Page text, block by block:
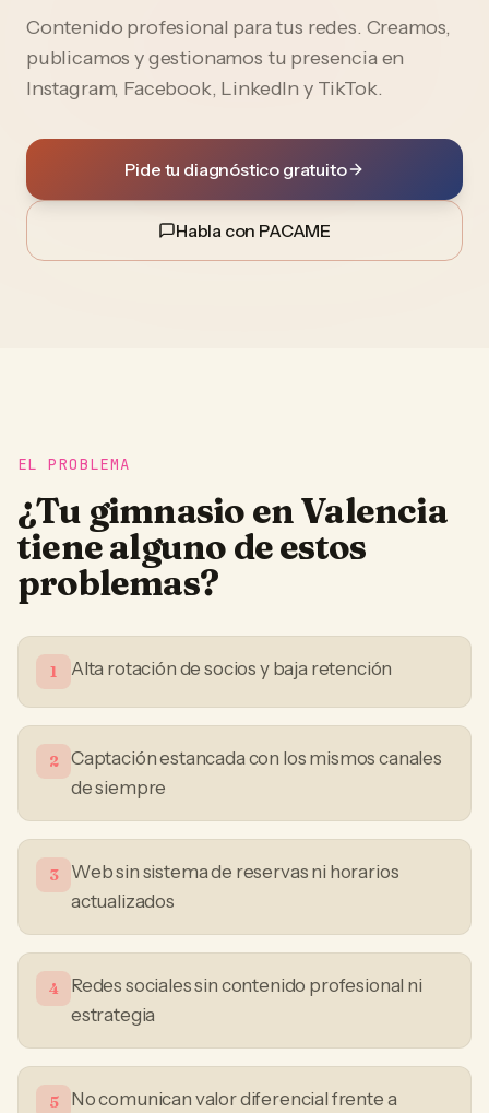
Contenido profesional para tus redes. Creamos,
publicamos y gestionamos tu presencia en
Instagram, Facebook, LinkedIn y TikTok.
Pide tu diagnóstico gratuito
Habla con PACAME
EL PROBLEMA
¿Tu gimnasio enValencia
tiene alguno de estos
problemas?
1 Alta rotación de socios y baja retención
2
Captación estancada con los mismos canales
de siempre
3
Web sin sistema de reservas ni horarios
actualizados
4
Redes sociales sin contenido profesional ni
estrategia
5
No comunican valor diferencial frente a